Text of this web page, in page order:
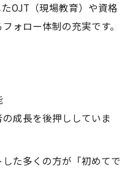
OJT（現場教育）や資格
ォロー体制の充実です。
成長を後押ししていま
た多くの方が「初めてで